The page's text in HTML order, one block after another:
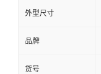
外型尺寸
品牌
货号